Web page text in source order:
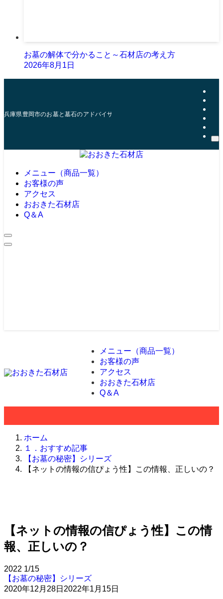
お墓の解体で分かること～石材店の考え方
2026年8月1日
兵庫県豊岡市のお墓と墓石のアドバイザー | おおきた石材店
メニュー（商品一覧）
お客様の声
アクセス
おおきた石材店
Q＆A
メニュー（商品一覧）
お客様の声
アクセス
おおきた石材店
Q＆A
ホーム
１．おすすめ記事
【お墓の秘密】シリーズ
【ネットの情報の信ぴょう性】この情報、正しいの？
【ネットの情報の信ぴょう性】この情
報、正しいの？
2022 1/15
【お墓の秘密】シリーズ
2020年12月28日 2022年1月15日